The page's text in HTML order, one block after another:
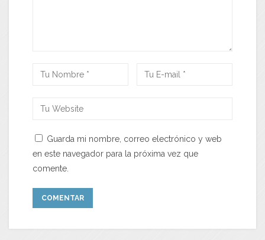
Guarda mi nombre, correo electrónico y web
en este navegador para la próxima vez que
comente.